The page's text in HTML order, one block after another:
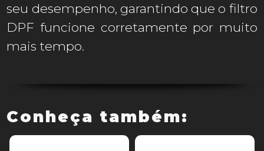
seu desempenho, garantindo que o filtro
DPF funcione corretamente por muito
mais tempo.
Conheça também: